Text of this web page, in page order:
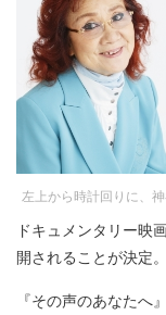
左上から時計回りに、
ドキュメンタリー映
開されることが決定
『その声のあなたへ